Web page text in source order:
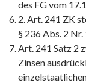
des FG vom
2. Art. 241 ZK
§ 236 Abs. 2 Nr.
Art. 241 Satz 2
Zinsen